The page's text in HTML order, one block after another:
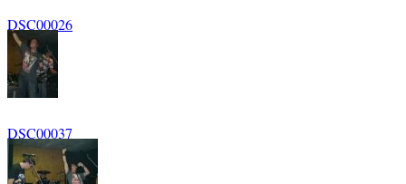
DSC00026
DSC00037